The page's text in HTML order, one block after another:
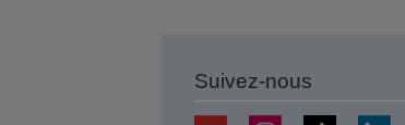
Suivez-nous